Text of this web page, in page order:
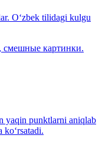
O‘zbek tilidagi kulgu
смешные картинки.
yaqin punktlarni aniqlab